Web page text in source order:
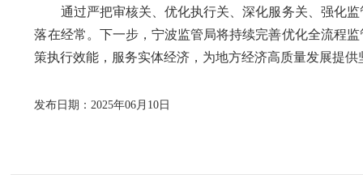
通过严把审核关、优化执行关、深化服务关、强化监
落在经常。下一步，宁波监管局将持续完善优化全流程
策执行效能，服务实体经济，为地方经济高质量发展提
发布日期：2025年06月10日